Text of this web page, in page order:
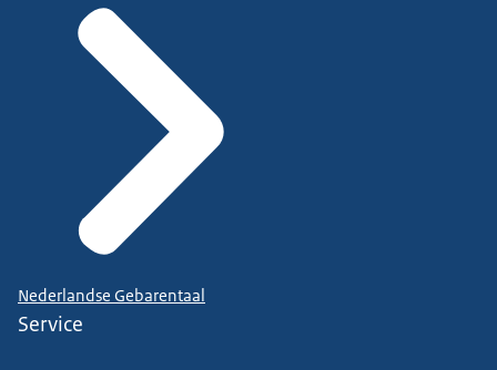
Nederlandse Gebarentaal
Service